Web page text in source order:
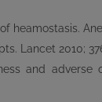
Lancet 2010;
and adverse